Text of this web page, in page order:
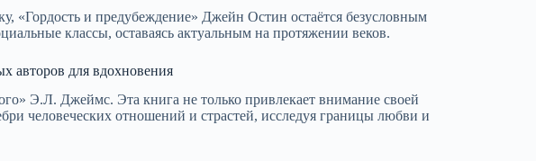
«Гордость и предубеждение» Джейн Остин остаётся безусловным
классы, оставаясь актуальным на протяжении веков.
авторов для вдохновения
Э.Л. Джеймс. Эта книга не только привлекает внимание своей
человеческих отношений и страстей, исследуя границы любви и